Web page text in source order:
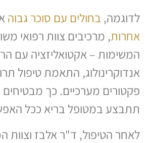
לדוגמה, בחולים עם סוכר גבוה
אחרות, מרכיבים צוות רפואי
המשימות – אקטואליזציה עם
אנדוקרינולוג, התאמת טיפול
פקטורים מערכיים. כך
תתבצע במטופל בריא ככל
לאחר הטיפול, ד"ר אלבז וצוות